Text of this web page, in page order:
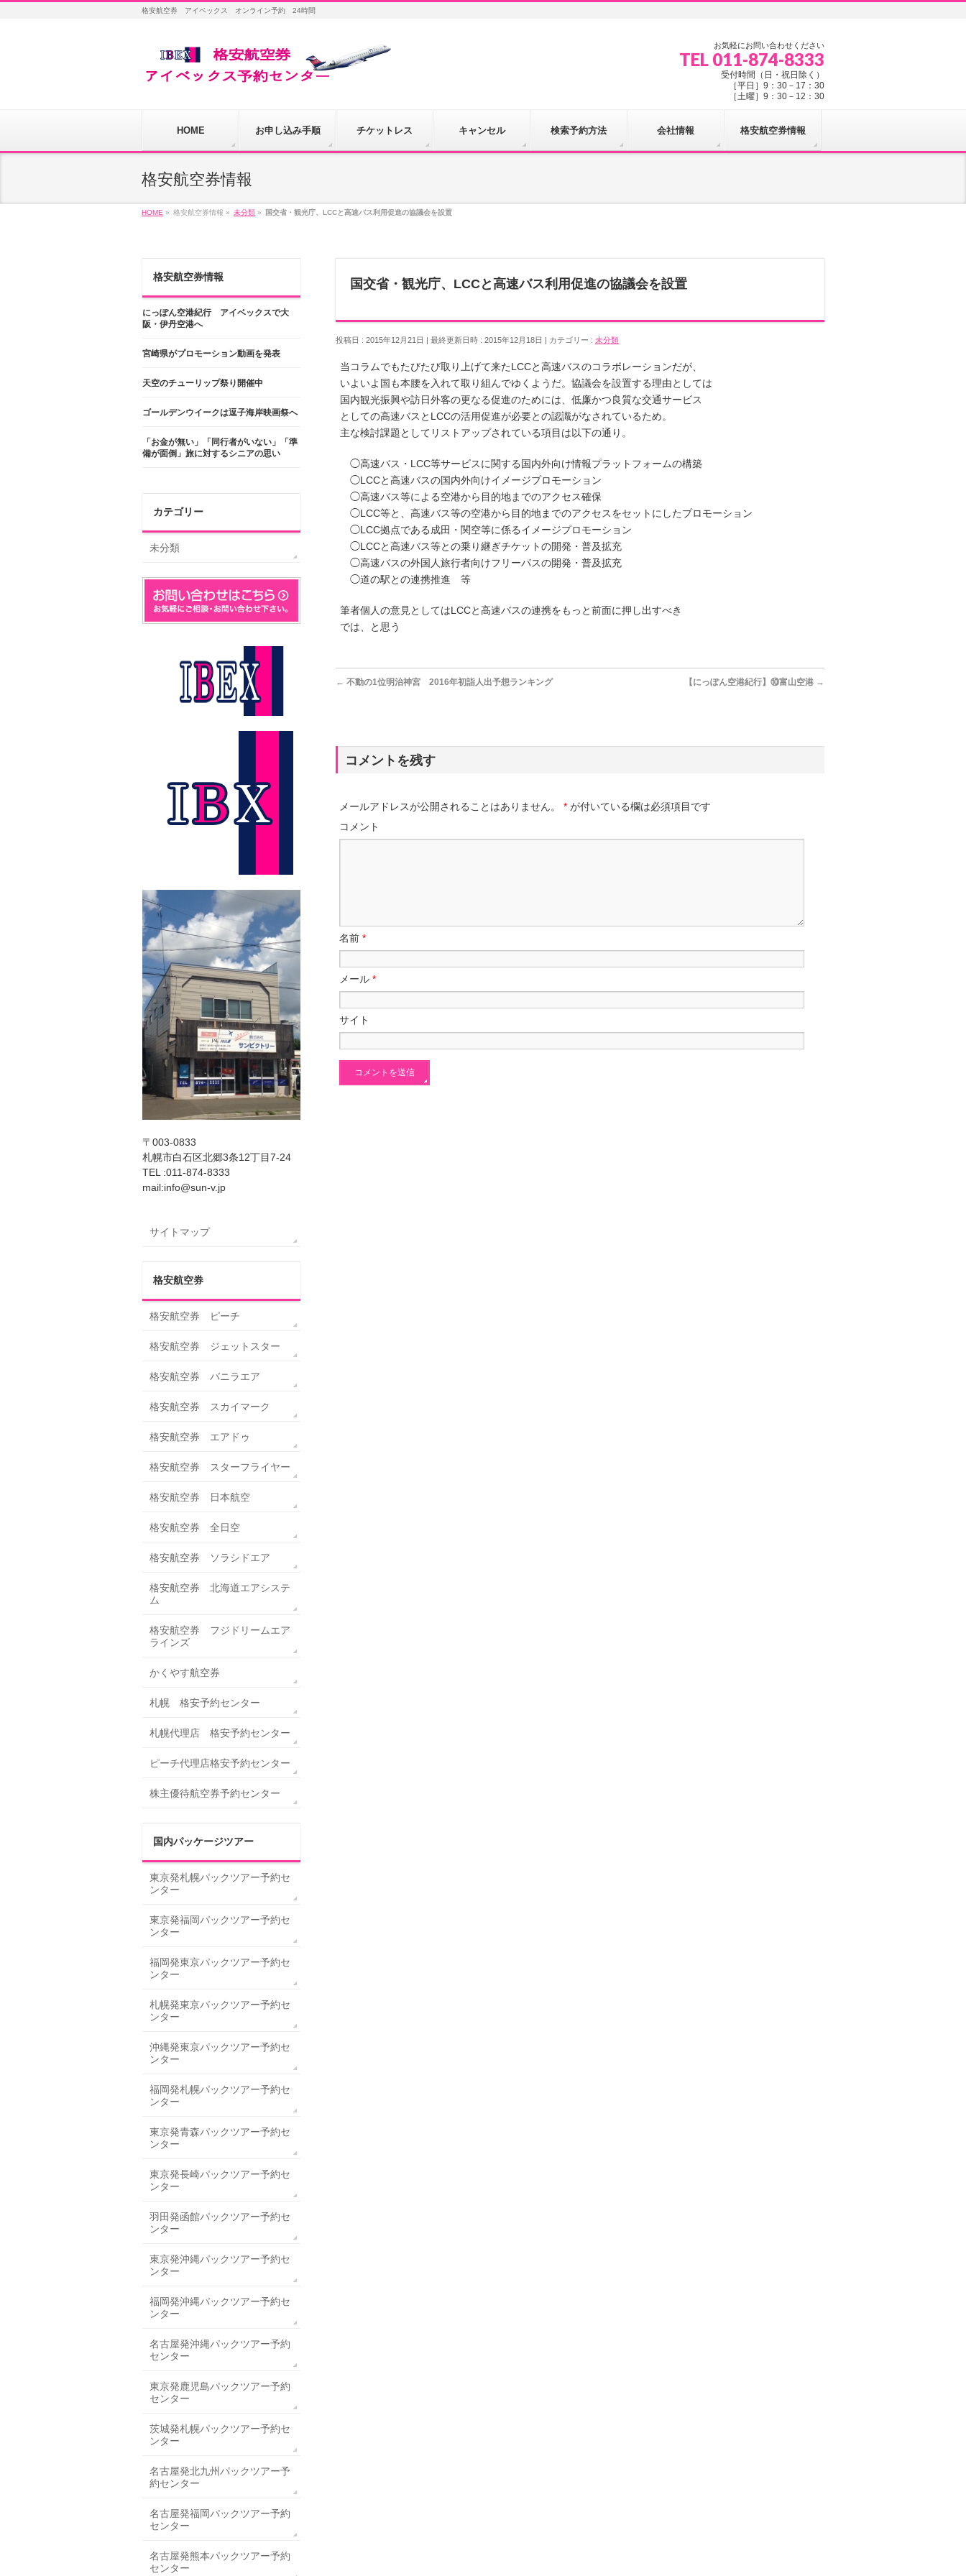
格安航空券 アイベックス オンライン予約 24時間
お気軽にお問い合わせください
TEL 011-874-8333
受付時間（日・祝日除く）
［平日］9：30－17：30
［土曜］9：30－12：30
HOME お申し込み手順 チケットレス キャンセル 検索予約方法 会社情報 格安航空券情報
格安航空券情報
HOME » 格安航空券情報 » 未分類 » 国交省・観光庁、LCCと高速バス利用促進の協議会を設置
国交省・観光庁、LCCと高速バス利用促進の協議会を設置
投稿日 : 2015年12月21日 最終更新日時 : 2015年12月18日 カテゴリー : 未分類
当コラムでもたびたび取り上げて来たLCCと高速バスのコラボレーションだが、
いよいよ国も本腰を入れて取り組んでゆくようだ。協議会を設置する理由としては
国内観光振興や訪日外客の更なる促進のためには、低廉かつ良質な交通サービス
としての高速バスとLCCの活用促進が必要との認識がなされているため。
主な検討課題としてリストアップされている項目は以下の通り。
◯高速バス・LCC等サービスに関する国内外向け情報プラットフォームの構築
◯LCCと高速バスの国内外向けイメージプロモーション
◯高速バス等による空港から目的地までのアクセス確保
◯LCC等と、高速バス等の空港から目的地までのアクセスをセットにしたプロモーション
◯LCC拠点である成田・関空等に係るイメージプロモーション
◯LCCと高速バス等との乗り継ぎチケットの開発・普及拡充
◯高速バスの外国人旅行者向けフリーパスの開発・普及拡充
◯道の駅との連携推進 等
筆者個人の意見としてはLCCと高速バスの連携をもっと前面に押し出すべき
では、と思う
← 不動の1位明治神宮 2016年初詣人出予想ランキング 【にっぽん空港紀行】⑩富山空港 →
コメントを残す
メールアドレスが公開されることはありません。 * が付いている欄は必須項目です
コメント
名前 *
メール *
サイト
格安航空券情報
にっぽん空港紀行 アイベックスで大
阪・伊丹空港へ
宮崎県がプロモーション動画を発表
天空のチューリップ祭り開催中
ゴールデンウイークは逗子海岸映画祭へ
「お金が無い」「同行者がいない」「準
備が面倒」旅に対するシニアの思い
カテゴリー
未分類
〒003-0833
札幌市白石区北郷3条12丁目7-24
TEL :011-874-8333
mail:info@sun-v.jp
サイトマップ
格安航空券
格安航空券 ピーチ
格安航空券 ジェットスター
格安航空券 バニラエア
格安航空券 スカイマーク
格安航空券 エアドゥ
格安航空券 スターフライヤー
格安航空券 日本航空
格安航空券 全日空
格安航空券 ソラシドエア
格安航空券 北海道エアシステ
ム
格安航空券 フジドリームエア
ラインズ
かくやす航空券
札幌 格安予約センター
札幌代理店 格安予約センター
ピーチ代理店格安予約センター
株主優待航空券予約センター
国内パッケージツアー
東京発札幌パックツアー予約セ
ンター
東京発福岡パックツアー予約セ
ンター
福岡発東京パックツアー予約セ
ンター
札幌発東京パックツアー予約セ
ンター
沖縄発東京パックツアー予約セ
ンター
福岡発札幌パックツアー予約セ
ンター
東京発青森パックツアー予約セ
ンター
東京発長崎パックツアー予約セ
ンター
羽田発函館パックツアー予約セ
ンター
東京発沖縄パックツアー予約セ
ンター
福岡発沖縄パックツアー予約セ
ンター
名古屋発沖縄パックツアー予約
センター
東京発鹿児島パックツアー予約
センター
茨城発札幌パックツアー予約セ
ンター
名古屋発北九州パックツアー予
約センター
名古屋発福岡パックツアー予約
センター
名古屋発熊本パックツアー予約
センター